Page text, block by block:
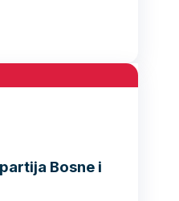
Bosne i